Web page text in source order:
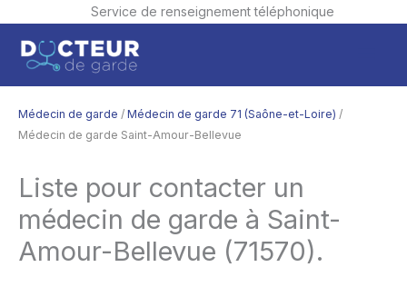
Service de renseignement téléphonique
contenu
Médecin de garde / Médecin de garde 71 (Saône-et-Loire) /
Médecin de garde Saint-Amour-Bellevue
Liste pour contacter un
médecin de garde à Saint-
Amour-Bellevue (71570).